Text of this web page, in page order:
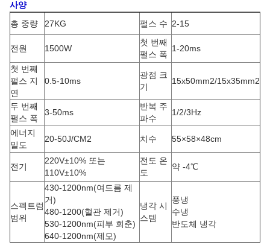
사양
총 중량
27KG 펄스 수 2-15
전원 1500W
첫 번째
펄스 폭
1-20ms
첫 번째
펄스 지
연
0.5-10ms
광점 크
기
15x50mm2/15x35mm2
두 번째
펄스 폭
3-50ms
반복 주
파수
1/2/3Hz
에너지
밀도
20-50J/CM2 치수 55×58×48cm
전기
220V±10% 또는
110V±10%
전도 온
도
약 -4℃
스펙트럼
범위
430-1200nm(여드름 제
거)
480-1200(혈관 제거)
530-1200nm(피부 회춘)
640-1200nm(제모)
냉각 시
스템
풍냉
수냉
반도체 냉각